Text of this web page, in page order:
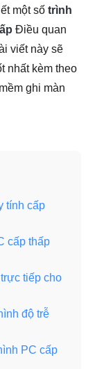
một số trình
Điều quan
viết này sẽ
nhất kèm theo
ghi màn
tính cấp
cấp thấp
tiếp cho
độ trễ
PC cấp